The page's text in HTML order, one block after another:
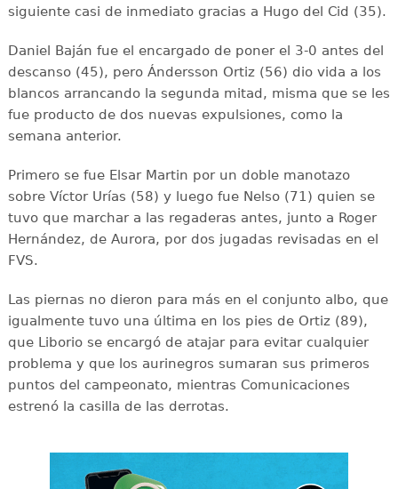
siguiente casi de inmediato gracias a Hugo del Cid (35).
Daniel Baján fue el encargado de poner el 3-0 antes del
descanso (45), pero Ándersson Ortiz (56) dio vida a los
blancos arrancando la segunda mitad, misma que se les
fue producto de dos nuevas expulsiones, como la
semana anterior.
Primero se fue Elsar Martin por un doble manotazo
sobre Víctor Urías (58) y luego fue Nelso (71) quien se
tuvo que marchar a las regaderas antes, junto a Roger
Hernández, de Aurora, por dos jugadas revisadas en el
FVS.
Las piernas no dieron para más en el conjunto albo, que
igualmente tuvo una última en los pies de Ortiz (89),
que Liborio se encargó de atajar para evitar cualquier
problema y que los aurinegros sumaran sus primeros
puntos del campeonato, mientras Comunicaciones
estrenó la casilla de las derrotas.